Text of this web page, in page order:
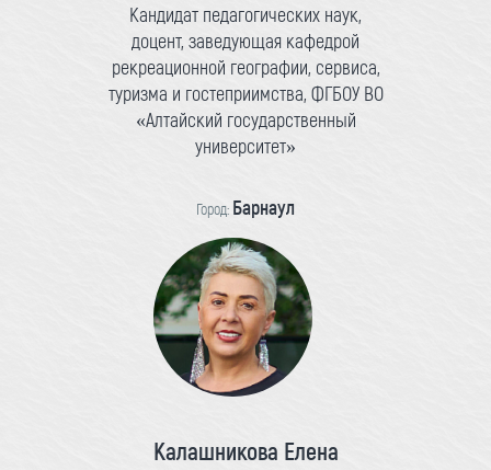
Кандидат педагогических наук,
доцент, заведующая кафедрой
рекреационной географии, сервиса,
туризма и гостеприимства, ФГБОУ ВО
«Алтайский государственный
университет»
Город: Барнаул
Калашникова Елена